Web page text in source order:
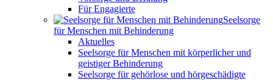
Für Engagierte
Seelsorge
für Menschen mit Behinderung
Aktuelles
Seelsorge für Menschen mit körperlicher und
geistiger Behinderung
Seelsorge für gehörlose und hörgeschädigte